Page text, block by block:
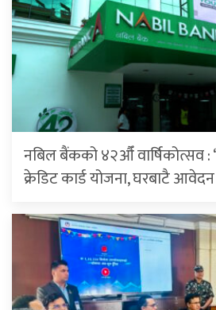
नबिल बैंकको ४२औँ वार्षिकोत्सव :
क्रेडिट कार्ड योजना, घरबाटै